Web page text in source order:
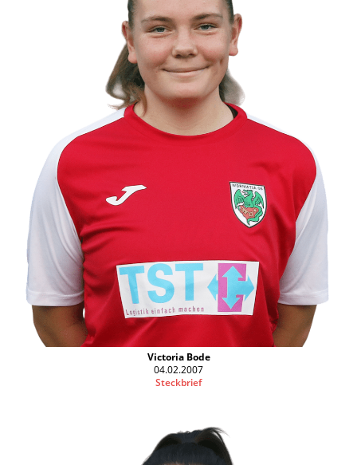
Victoria Bode
04.02.2007
Steckbrief